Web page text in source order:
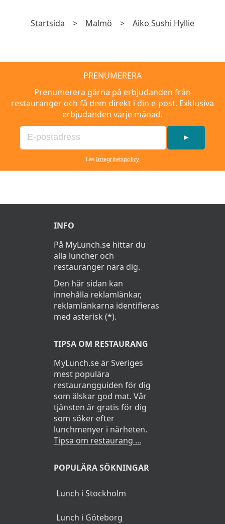
Startsida > Malmö > Aiko Sushi Hyllie
PRENUMERERA
Prenumerera gärna på erbjudanden från
restauranger och få dem direkt i din e-post. Exklusiva
erbjudanden varje månad.
►
Läs Integritetspolicy
INFO
På MyLunch.se hittar du
alla luncher och
restauranger nära dig.
Den här sidan kan
innehålla reklamlänkar,
reklamlänkarna identifieras
med asterisk (*).
TIPSA OM RESTAURANG
MyLunch.se är Sveriges
mest populära
restaurangguiden för dig
som älskar god mat. Vår
tjänsten är gratis för dig
som söker efter
lunchmenyer i närheten.
Tipsa om restaurang ...
POPULÄRA SÖKNINGAR
Lunch i Stockholm
Lunch i Göteborg